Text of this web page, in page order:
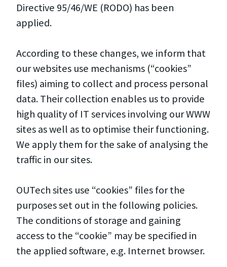
Directive 95/46/WE (RODO) has been
applied.
According to these changes, we inform that
our websites use mechanisms (“cookies”
files) aiming to collect and process personal
data. Their collection enables us to provide
high quality of IT services involving our WWW
sites as well as to optimise their functioning.
We apply them for the sake of analysing the
traffic in our sites.
OUTech sites use “cookies” files for the
purposes set out in the following policies.
The conditions of storage and gaining
access to the “cookie” may be specified in
the applied software, e.g. Internet browser.